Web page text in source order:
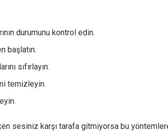
durumunu kontrol edin.
başlatın.
sıfırlayın.
temizleyin.
sesiniz karşı tarafa gitmiyorsa bu